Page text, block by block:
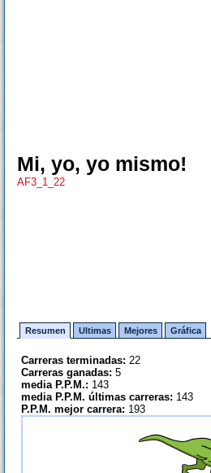
Mi, yo, yo mismo!
AF3_1_22
Resumen Ultimas Mejores Gráfica
Carreras terminadas: 22
Carreras ganadas: 5
media P.P.M.: 143
media P.P.M. últimas carreras: 143
P.P.M. mejor carrera: 193